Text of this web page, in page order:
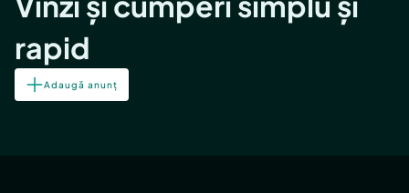
rapid
Adaugă anunț